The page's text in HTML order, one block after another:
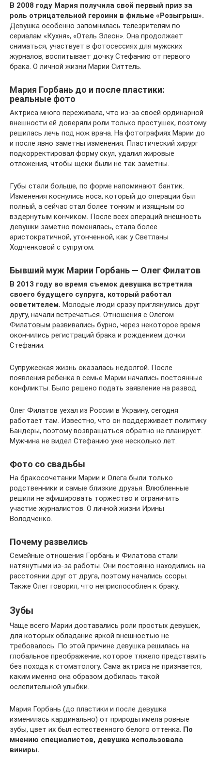
В 2008 году Мария получила свой первый приз за
роль отрицательной героини в фильме «Розыгрыш».
Девушка особенно запомнилась телезрителям по
сериалам «Кухня», «Отель Элеон». Она продолжает
сниматься, участвует в фотосессиях для мужских
журналов, воспитывает дочку Стефанию от первого
брака. О личной жизни Марии Ситтель.
Мария Горбань до и после пластики:
реальные фото
Актриса много переживала, что из-за своей ординарной
внешности ей доверяли роли только простушек, поэтому
решилась лечь под нож врача. На фотографиях Марии до
и после явно заметны изменения. Пластический хирург
подкорректировал форму скул, удалил жировые
отложения, чтобы щеки были не так заметны.
Губы стали больше, по форме напоминают бантик.
Изменения коснулись носа, который до операции был
полный, а сейчас стал более тонким и изящным со
вздернутым кончиком. После всех операций внешность
девушки заметно поменялась, стала более
аристократичной, утонченной, как у Светланы
Ходченковой с супругом.
Бывший муж Марии Горбань — Олег Филатов
В 2013 году во время съемок девушка встретила
своего будущего супруга, который работал
осветителем. Молодые люди сразу приглянулись друг
другу, начали встречаться. Отношения с Олегом
Филатовым развивались бурно, через некоторое время
окончились регистраций брака и рождением дочки
Стефании.
Супружеская жизнь оказалась недолгой. После
появления ребенка в семье Марии начались постоянные
конфликты. Было решено подать заявление на развод.
Олег Филатов уехал из России в Украину, сегодня
работает там. Известно, что он поддерживает политику
Бандеры, поэтому возвращаться обратно не планирует.
Мужчина не видел Стефанию уже несколько лет.
Фото со свадьбы
На бракосочетании Марии и Олега были только
родственники и самые близкие друзья. Влюбленные
решили не афишировать торжество и ограничить
участие журналистов. О личной жизни Ирины
Володченко.
Почему развелись
Семейные отношения Горбань и Филатова стали
натянутыми из-за работы. Они постоянно находились на
расстоянии друг от друга, поэтому начались ссоры.
Также Олег говорил, что неприспособлен к браку.
Зубы
Чаще всего Марии доставались роли простых девушек,
для которых обладание яркой внешностью не
требовалось. По этой причине девушка решилась на
глобальное преображение, которое тяжело представить
без похода к стоматологу. Сама актриса не признается,
каким именно она образом добилась такой
ослепительной улыбки.
Мария Горбань (до пластики и после девушка
изменилась кардинально) от природы имела ровные
зубы, цвет их был естественного белого оттенка. По
мнению специалистов, девушка использовала
виниры.